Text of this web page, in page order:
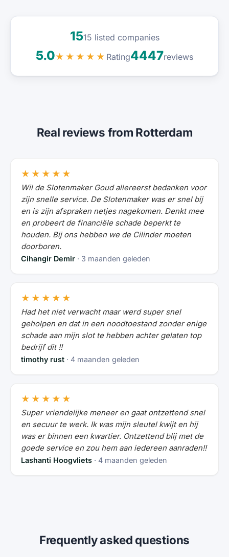
1515 listed companies
5.0★★★★★ Rating4447reviews
Real reviews from Rotterdam
★★★★★
Wil de Slotenmaker Goud allereerst bedanken voor
zijn snelle service. De Slotenmaker was er snel bij
en is zijn afspraken netjes nagekomen. Denkt mee
en probeert de financiële schade beperkt te
houden. Bij ons hebben we de Cilinder moeten
doorboren.
Cihangir Demir · 3 maanden geleden
★★★★★
Had het niet verwacht maar werd super snel
geholpen en dat in een noodtoestand zonder enige
schade aan mijn slot te hebben achter gelaten top
bedrijf dit !!
timothy rust · 4 maanden geleden
★★★★★
Super vriendelijke meneer en gaat ontzettend snel
en secuur te werk. Ik was mijn sleutel kwijt en hij
was er binnen een kwartier. Ontzettend blij met de
goede service en zou hem aan iedereen aanraden!!
Lashanti Hoogvliets · 4 maanden geleden
Frequently asked questions